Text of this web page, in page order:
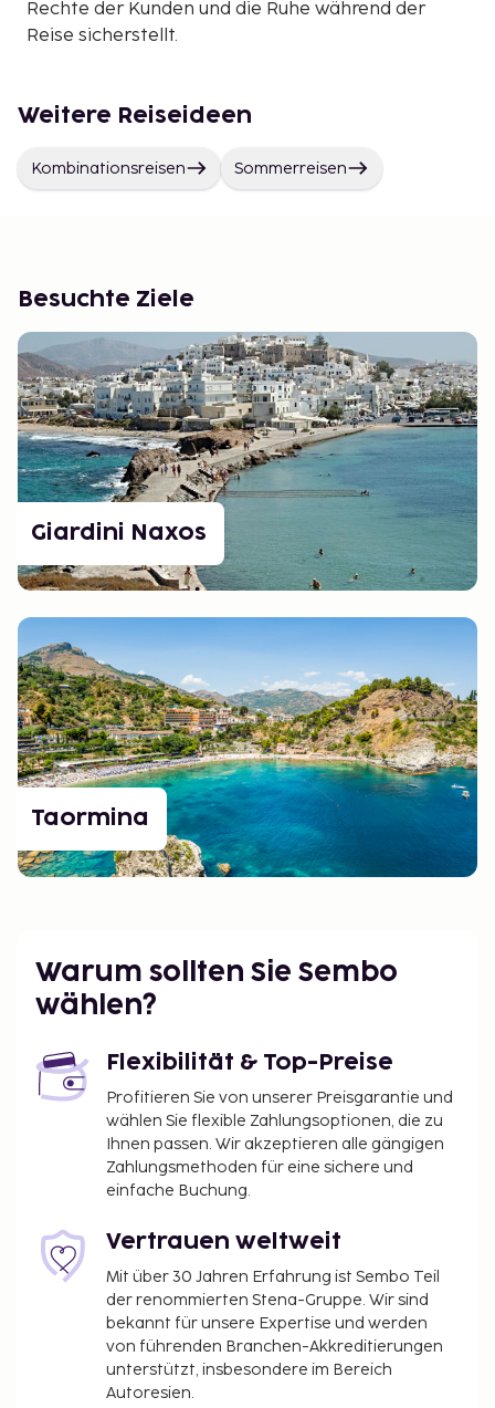
Rechte der Kunden und die Ruhe während der
Reise sicherstellt.
Weitere Reiseideen
Kombinationsreisen Sommerreisen
Besuchte Ziele
Giardini Naxos
Taormina
Warum sollten Sie Sembo
wählen?
Flexibilität & Top-Preise
Profitieren Sie von unserer Preisgarantie und
wählen Sie flexible Zahlungsoptionen, die zu
Ihnen passen. Wir akzeptieren alle gängigen
Zahlungsmethoden für eine sichere und
einfache Buchung.
Vertrauen weltweit
Mit über 30 Jahren Erfahrung ist Sembo Teil
der renommierten Stena-Gruppe. Wir sind
bekannt für unsere Expertise und werden
von führenden Branchen-Akkreditierungen
unterstützt, insbesondere im Bereich
Autoresien.